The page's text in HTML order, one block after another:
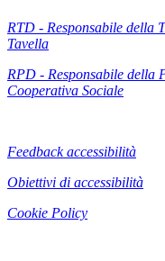
RTD - Responsabile della
Tavella
RPD - Responsabile della
Cooperativa Sociale
Feedback accessibilità
Obiettivi di accessibilità
Cookie Policy